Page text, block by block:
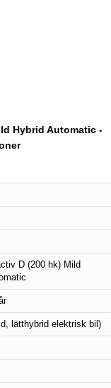
Hybrid Automatic -
D (200 hk) Mild
lätthybrid elektrisk bil)